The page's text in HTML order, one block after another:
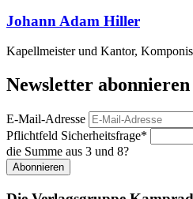
Johann Adam Hiller
Kapellmeister und Kantor,
Newsletter abonnieren
E-Mail-Adresse
Pflichtfeld Sicherheitsfrage*
die Summe aus 3 und 8?
Abonnieren